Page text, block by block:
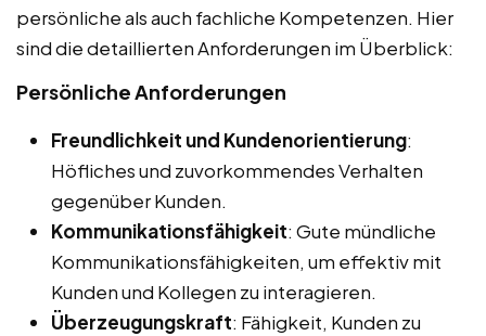
persönliche als auch fachliche Kompetenzen. Hier
sind die detaillierten Anforderungen im Überblick:
Persönliche Anforderungen
Freundlichkeit und Kundenorientierung:
Höfliches und zuvorkommendes Verhalten
gegenüber Kunden.
Kommunikationsfähigkeit: Gute mündliche
Kommunikationsfähigkeiten, um effektiv mit
Kunden und Kollegen zu interagieren.
Überzeugungskraft: Fähigkeit, Kunden zu